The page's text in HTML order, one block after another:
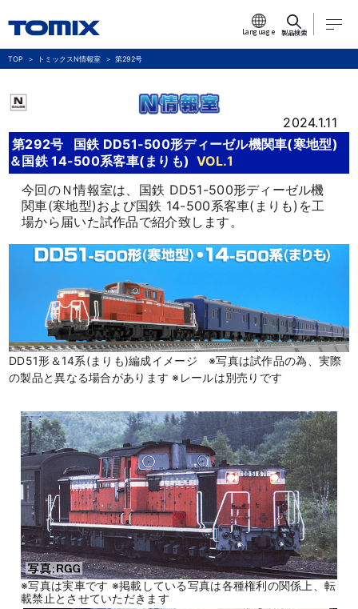
Language 製品検索
TOP トミックスN情報室 第292号
2024.1.11
第292号
国鉄 DD51-500形ディーゼル機関車(寒地型)
＆国鉄 14-500系客車(まりも) VOL.1
今回のＮ情報室は、国鉄 DD51-500形ディーゼル機
関車(寒地型)および国鉄 14-500系客車(まりも)を工
場から届いた試作品で紹介致します。
DD51形＆14系(まりも)編成イメージ ※写真は試作品の為、実際
の製品と異なる場合があります ※レールは別売りです
※写真は実車です ※掲載している写真は各種権利の関係上、転
載禁止とさせていただきます